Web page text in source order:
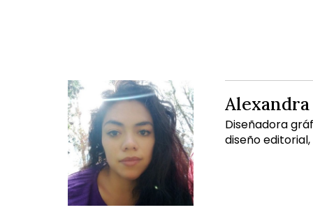
Diseñadora
diseño